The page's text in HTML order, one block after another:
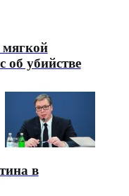
мягкой
об убийстве
в